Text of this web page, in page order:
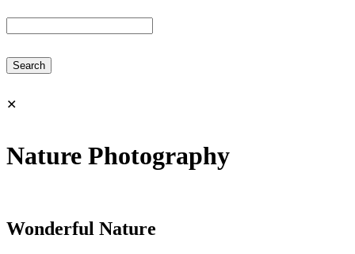
✕
Nature Photography
Wonderful Nature